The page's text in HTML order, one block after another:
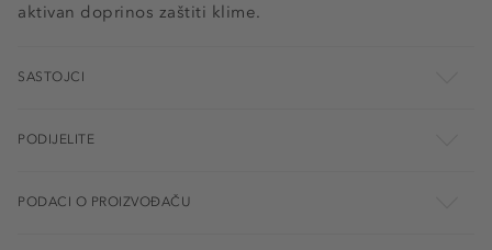
aktivan doprinos zaštiti klime.
SASTOJCI
PODIJELITE
PODACI O PROIZVOĐAČU